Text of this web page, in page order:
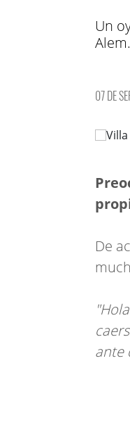
Un
Alem.
07 DE
De
ante